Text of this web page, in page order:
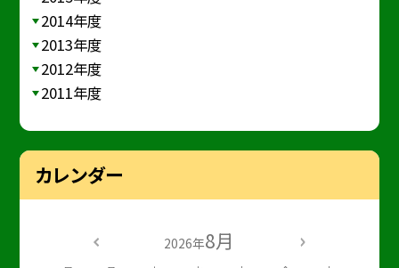
2014年度
2013年度
2012年度
2011年度
カレンダー
2026年8月